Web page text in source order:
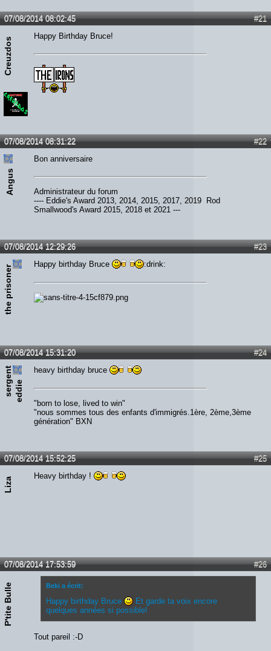
#21
07/08/2014 08:02:45
Creuzdos
Happy Birthday Bruce!
#22
07/08/2014 08:31:22
Angus
Bon anniversaire
Administrateur du forum
---- Eddie's Award 2013, 2014, 2015, 2017, 2019 Rod
Smallwood's Award 2015, 2018 et 2021 ---
#23
07/08/2014 12:29:26
the prisoner
Happy birthday Bruce :drink:
#24
07/08/2014 15:31:20
s
e
rg
e
n
t
e
d
d
ie
heavy birthday bruce
"born to lose, lived to win"
"nous sommes tous des enfants d'immigrés.1ère, 2ème,3ème
génération" BXN
#25
07/08/2014 15:52:25
Liza
Heavy birthday !
#26
07/08/2014 17:53:59
P'tite Bulle Beki a écrit:
Happy birthday Bruce
Et garde ta voix encore
quelques années si possible!
Tout pareil :-D